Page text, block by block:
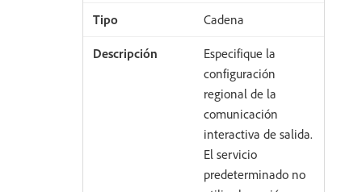
Cadena
Especifique la
configuración
regional de la
comunicación
interactiva de salida.
El servicio
predeterminado no